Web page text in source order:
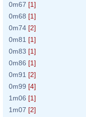
0m67 [1]
0m68 [1]
0m74 [2]
0m81 [1]
0m83 [1]
0m86 [1]
0m91 [2]
0m99 [4]
1m06 [1]
1m07 [2]